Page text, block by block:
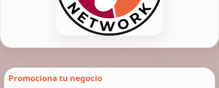
Promociona tu negocio